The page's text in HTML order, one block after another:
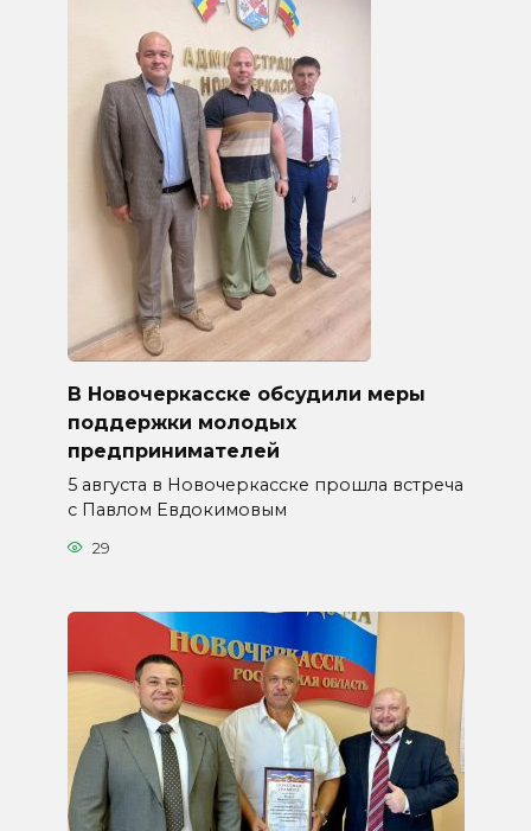
В Новочеркасске обсудили меры
поддержки молодых
предпринимателей
5 августа в Новочеркасске прошла встреча
с Павлом Евдокимовым
29